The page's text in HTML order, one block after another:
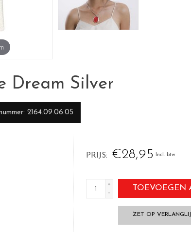
Dream Silver
2164.09.06.05
PRIJS €28,95 Incl. btw
+
-
TOEVOEGEN
ZET OP